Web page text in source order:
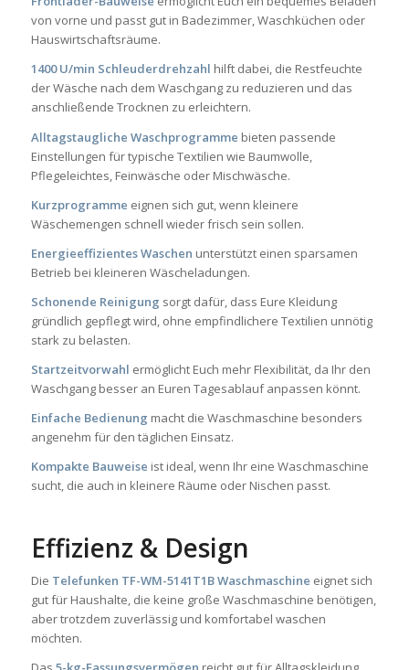
von vorne und passt gut in Badezimmer, Waschküchen oder
Hauswirtschaftsräume.
1400 U/min Schleuderdrehzahl hilft dabei, die Restfeuchte
der Wäsche nach dem Waschgang zu reduzieren und das
anschließende Trocknen zu erleichtern.
Alltagstaugliche Waschprogramme bieten passende
Einstellungen für typische Textilien wie Baumwolle,
Pflegeleichtes, Feinwäsche oder Mischwäsche.
Kurzprogramme eignen sich gut, wenn kleinere
Wäschemengen schnell wieder frisch sein sollen.
Energieeffizientes Waschen unterstützt einen sparsamen
Betrieb bei kleineren Wäscheladungen.
Schonende Reinigung sorgt dafür, dass Eure Kleidung
gründlich gepflegt wird, ohne empfindlichere Textilien unnötig
stark zu belasten.
Startzeitvorwahl ermöglicht Euch mehr Flexibilität, da Ihr den
Waschgang besser an Euren Tagesablauf anpassen könnt.
Einfache Bedienung macht die Waschmaschine besonders
angenehm für den täglichen Einsatz.
Kompakte Bauweise ist ideal, wenn Ihr eine Waschmaschine
sucht, die auch in kleinere Räume oder Nischen passt.
Effizienz & Design
Die Telefunken TF-WM-5141T1B Waschmaschine eignet sich
gut für Haushalte, die keine große Waschmaschine benötigen,
aber trotzdem zuverlässig und komfortabel waschen
möchten.